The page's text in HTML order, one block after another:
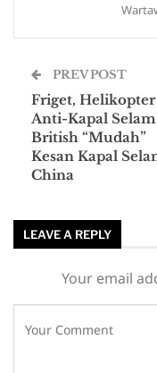
PREV POST
Friget, Helikopter
Anti-Kapal Selam
British “Mudah”
Kesan Kapal
China
LEAVE A REPLY
Your email